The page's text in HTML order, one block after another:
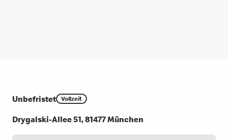
Unbefristet Vollzeit
Drygalski-Allee 51, 81477 München